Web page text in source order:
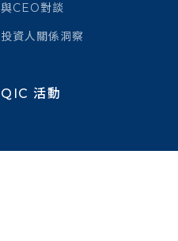
與CEO對談
投資人關係洞察
QIC 活動